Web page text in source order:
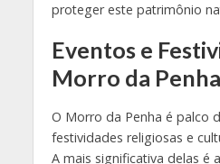
proteger este patrimônio
Eventos e
Morro da Penha
O Morro da Penha é palco
festividades religiosas e
A mais significativa delas é